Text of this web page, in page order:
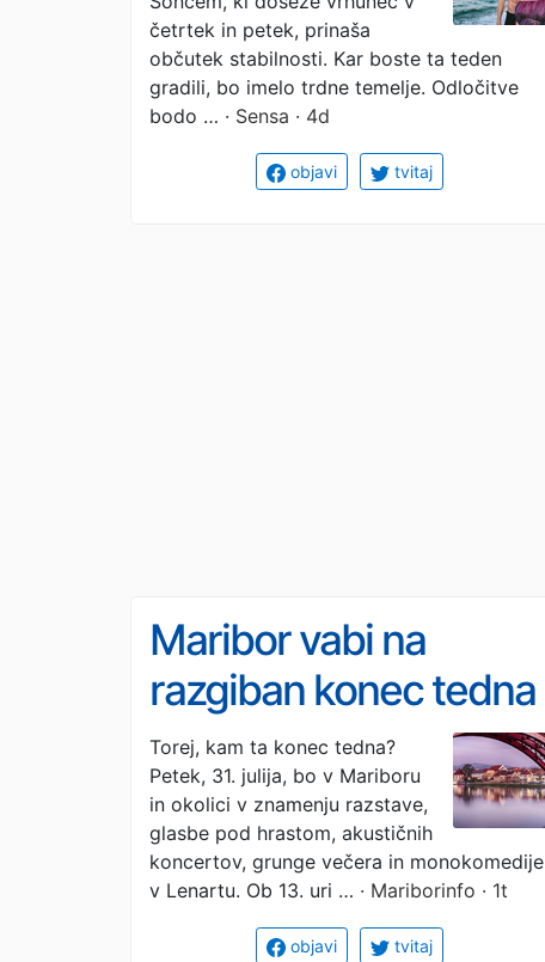
četrtek in petek, prinaša
občutek stabilnosti. Kar boste ta teden
gradili, bo imelo trdne temelje. Odločitve
bodo … · Sensa · 4d
objavi tvitaj
Maribor vabi na
razgiban konec tedna
s kulturo, stripi in
glasbenimi
uspešnicami
Torej, kam ta konec tedna?
Petek, 31. julija, bo v Mariboru
in okolici v znamenju razstave,
glasbe pod hrastom, akustičnih
koncertov, grunge večera in monokomedije
v Lenartu. Ob 13. uri … · Mariborinfo · 1t
objavi tvitaj